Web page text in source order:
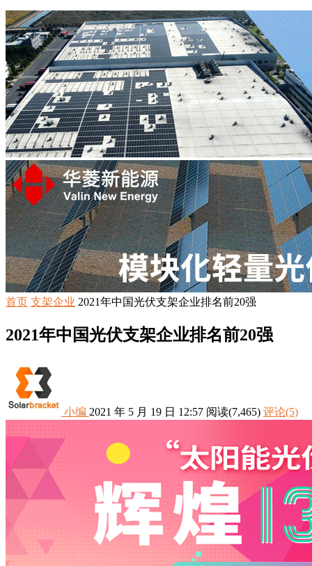
首页 支架企业 2021年中国光伏支架企业排名前20强
2021年中国光伏支架企业排名前20强
小编 2021 年 5 月 19 日 12:57 阅读(7,465) 评论(5)